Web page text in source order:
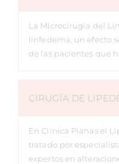
La Microcirugía del
linfedema, un efecto
de las pacientes que
CIRUGÍA DE
En Clínica Planas el
tratado por
expertos en